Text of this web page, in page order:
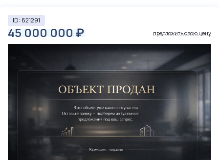
ID: 621291
45 000 000 ₽ предложить свою цену